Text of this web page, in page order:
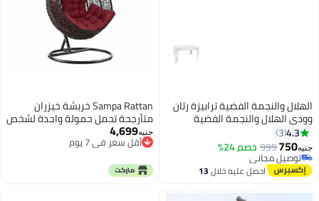
الهلال والنجمة الفضية ترابيزة رتان
وودي الهلال والنجمة الفضية
6221999654515W
4.3
3
جنيه750
999 خصم 24%
توصيل مجاني
توصيل مجانياحصل عليه خلال13
Sampa Rattan خربشة خيزران
متأرجحة تحمل حمولة واحدة لشخص
واحد من Sampa Rattan
جنيه4,699
أقل سعر في 7 يوم
أقل سعر في 7 يوم